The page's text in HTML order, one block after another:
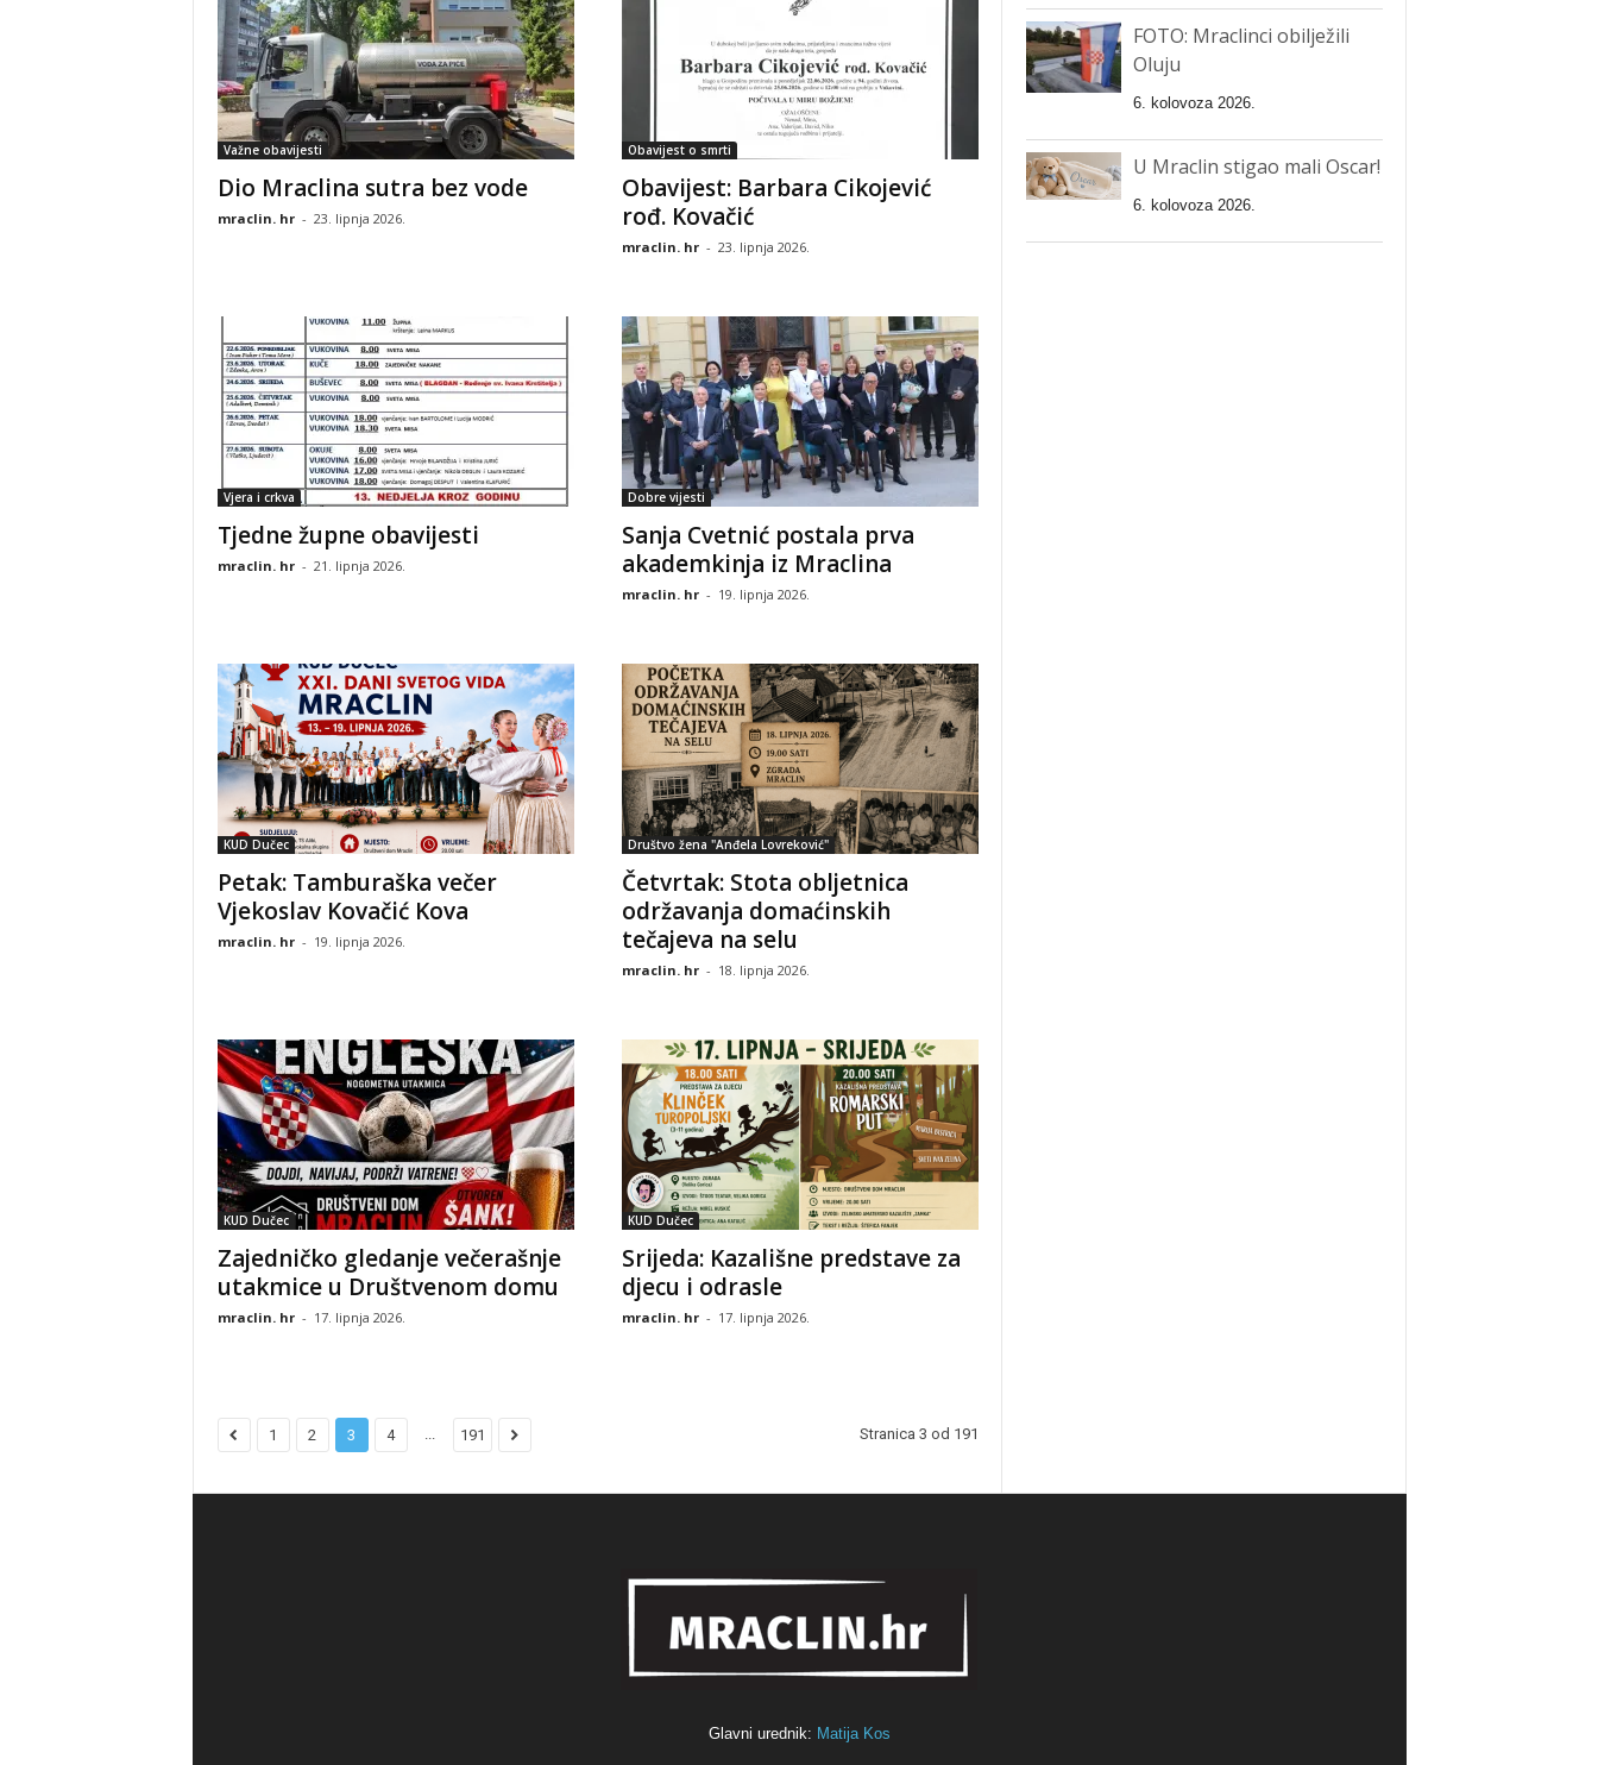
Važne obavijesti
Dio Mraclina sutra bez vode
mraclin. hr - 23. lipnja 2026.
Obavijest o smrti
Obavijest: Barbara Cikojević
rođ. Kovačić
mraclin. hr - 23. lipnja 2026.
Vjera i crkva
Tjedne župne obavijesti
mraclin. hr - 21. lipnja 2026.
Dobre vijesti
Sanja Cvetnić postala prva
akademkinja iz Mraclina
mraclin. hr - 19. lipnja 2026.
KUD Dučec
Petak: Tamburaška večer
Vjekoslav Kovačić Kova
mraclin. hr - 19. lipnja 2026.
Društvo žena "Anđela Lovreković"
Četvrtak: Stota obljetnica
održavanja domaćinskih
tečajeva na selu
mraclin. hr - 18. lipnja 2026.
KUD Dučec
Zajedničko gledanje večerašnje
utakmice u Društvenom domu
mraclin. hr - 17. lipnja 2026.
KUD Dučec
Srijeda: Kazališne predstave za
djecu i odrasle
mraclin. hr - 17. lipnja 2026.
1 2 3 4 191 Stranica 3 od 191
FOTO: Mraclinci obilježili
Oluju
6. kolovoza 2026.
U Mraclin stigao mali Oscar!
6. kolovoza 2026.
Glavni urednik: Matija Kos